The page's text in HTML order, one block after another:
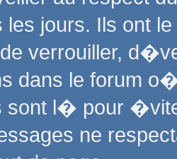
les jours. Ils ont
verrouiller,
dans le forum
sont l� pour
ne